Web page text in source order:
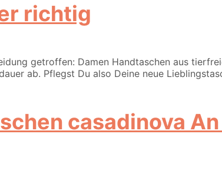
richtig
getroffen: Damen Handtaschen aus
ab. Pflegst Du also Deine neue